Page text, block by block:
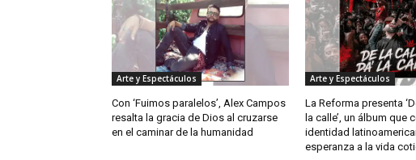
Arte y Espectáculos
Con ‘Fuimos paralelos’, Alex Campos
resalta la gracia de Dios al cruzarse
en el caminar de la humanidad
Arte y Espectáculos
La Reforma presenta
la calle’, un álbum que
identidad
esperanza a la vida